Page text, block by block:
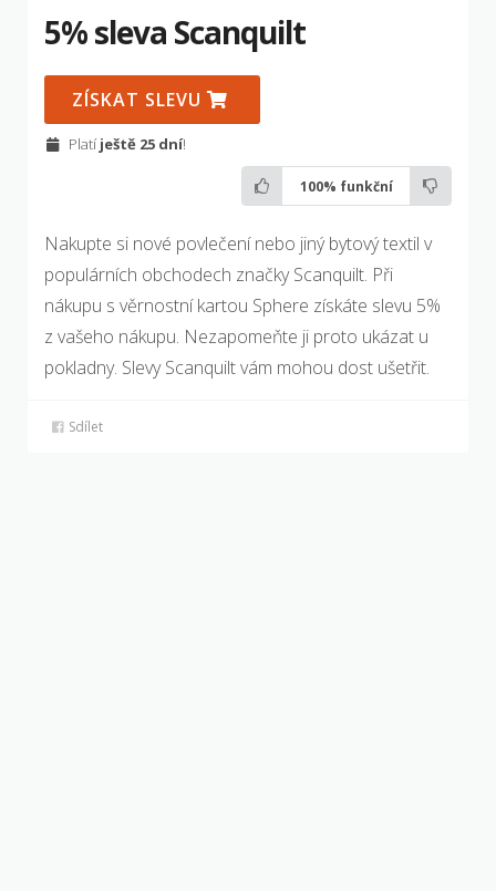
5% sleva Scanquilt
ZÍSKAT SLEVU
Platíještě 25 dní!
100% funkční
Nakupte si nové povlečení nebo jiný bytový textil v
populárních obchodech značky Scanquilt. Při
nákupu s věrnostní kartou Sphere získáte slevu 5%
z vašeho nákupu. Nezapomeňte ji proto ukázat u
pokladny. Slevy Scanquilt vám mohou dost ušetřit.
Sdílet